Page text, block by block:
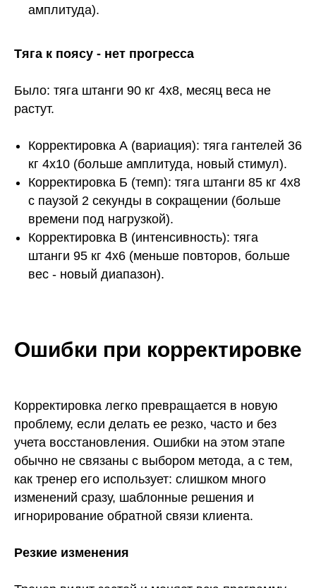
амплитуда).
Тяга к поясу - нет прогресса
Было: тяга штанги 90 кг 4х8, месяц веса не
растут.
Корректировка А (вариация): тяга гантелей 36
кг 4х10 (больше амплитуда, новый стимул).
Корректировка Б (темп): тяга штанги 85 кг 4х8
с паузой 2 секунды в сокращении (больше
времени под нагрузкой).
Корректировка В (интенсивность): тяга
штанги 95 кг 4х6 (меньше повторов, больше
вес - новый диапазон).
Ошибки при корректировке
Корректировка легко превращается в новую
проблему, если делать ее резко, часто и без
учета восстановления. Ошибки на этом этапе
обычно не связаны с выбором метода, а с тем,
как тренер его использует: слишком много
изменений сразу, шаблонные решения и
игнорирование обратной связи клиента.
Резкие изменения